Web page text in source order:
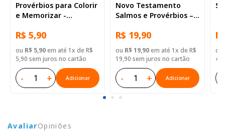
Provérbios para Colorir
e Memorizar -
R$ 5,90
ou R$ 5,90em até 1x de R$
5,90 sem juros no cartão
- + Adicionar
Novo Testamento
Salmos e Provérbios –
Japonês
R$ 19,90
ou R$ 19,90em até 1x de R$
19,90 sem juros no cartão
- + Adicionar
ou
AvaliarOpiniões